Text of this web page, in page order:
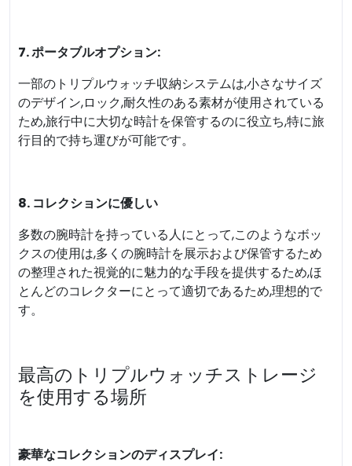
7. ポータブルオプション:
一部のトリプルウォッチ収納システムは,小さなサイズ
のデザイン,ロック,耐久性のある素材が使用されている
ため,旅行中に大切な時計を保管するのに役立ち,特に旅
行目的で持ち運びが可能です。
8. コレクションに優しい
多数の腕時計を持っている人にとって,このようなボッ
クスの使用は,多くの腕時計を展示および保管するため
の整理された視覚的に魅力的な手段を提供するため,ほ
とんどのコレクターにとって適切であるため,理想的で
す。
最高のトリプルウォッチストレージ
を使用する場所
豪華なコレクションのディスプレイ: